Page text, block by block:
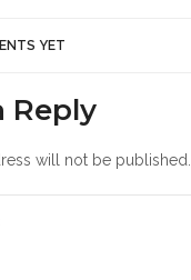
YET
Reply
will not be published.